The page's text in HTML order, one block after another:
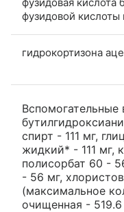
фузидовой кислоты
гидрокортизона
Вспомогательные
спирт - 111 мг,
жидкий* - 111 мг,
полисорбат 60 -
- 56 мг,
(максимальное
очищенная - 519.6